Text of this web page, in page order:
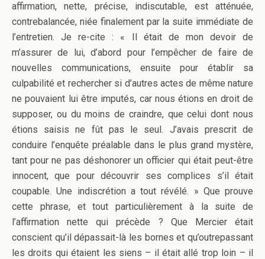
affirmation, nette, précise, indiscutable, est atténuée,
contrebalancée, niée finalement par la suite immédiate de
l’entretien. Je re-cite : « Il était de mon devoir de
m’assurer de lui, d’abord pour l’empêcher de faire de
nouvelles communications, ensuite pour établir sa
culpabilité et rechercher si d’autres actes de même nature
ne pouvaient lui être imputés, car nous étions en droit de
supposer, ou du moins de craindre, que celui dont nous
étions saisis ne fût pas le seul. J’avais prescrit de
conduire l’enquête préalable dans le plus grand mystère,
tant pour ne pas déshonorer un officier qui était peut-être
innocent, que pour découvrir ses complices s’il était
coupable. Une indiscrétion a tout révélé. » Que prouve
cette phrase, et tout particulièrement à la suite de
l’affirmation nette qui précède ? Que Mercier était
conscient qu’il dépassait-là les bornes et qu’outrepassant
les droits qui étaient les siens – il était allé trop loin – il